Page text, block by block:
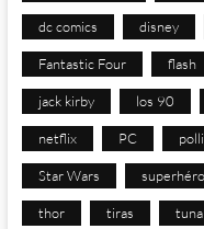
dc comics disney
Fantastic Four flash
jack kirby los 90
netflix PC
Star Wars
thor tiras tuna